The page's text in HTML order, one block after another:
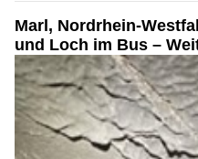
Marl, Nordrhein-
und Loch im Bus –